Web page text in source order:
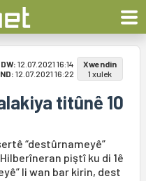
DW: 12.07.2021 16:14
ND: 12.07.2021 16:22
Xwendin
1 xulek
titûnê 10
“destûrnameyê”
piştî ku di 1ê
li wan bar kirin, dest